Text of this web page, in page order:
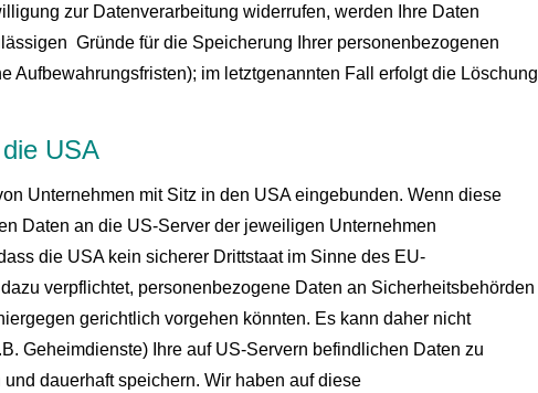
zur Datenverarbeitung widerrufen, werden Ihre Daten
Gründe für die Speicherung Ihrer personenbezogenen
Aufbewahrungsfristen); im letztgenannten Fall erfolgt die Löschung
USA
Unternehmen mit Sitz in den USA eingebunden. Wenn diese
Daten an die US-Server der jeweiligen Unternehmen
die USA kein sicherer Drittstaat im Sinne des EU-
verpflichtet, personenbezogene Daten an Sicherheitsbehörden
gerichtlich vorgehen könnten. Es kann daher nicht
Geheimdienste) Ihre auf US-Servern befindlichen Daten zu
dauerhaft speichern. Wir haben auf diese